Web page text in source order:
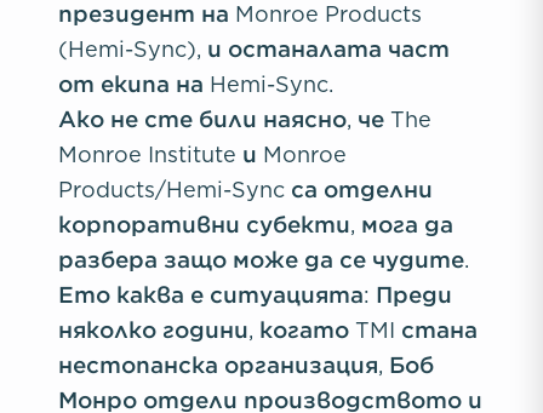
президент на Monroe Products
(Hemi-Sync), и останалата част
от екипа на Hemi-Sync.
Ако не сте били наясно, че The
Monroe Institute и Monroe
Products/Hemi-Sync са отделни
корпоративни субекти, мога да
разбера защо може да се чудите.
Ето каква е ситуацията: Преди
няколко години, когато TMI стана
нестопанска организация, Боб
Монро отдели производството и